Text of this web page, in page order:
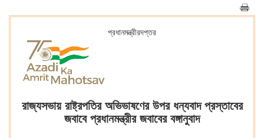
প্রধানমন্ত্রীরদপ্তর
রাজ্যসভায় রাষ্ট্রপতির অভিভাষণের উপর ধন্যবাদ প্রস্তাবের
জবাবে প্রধানমন্ত্রীর জবাবের বঙ্গানুবাদ